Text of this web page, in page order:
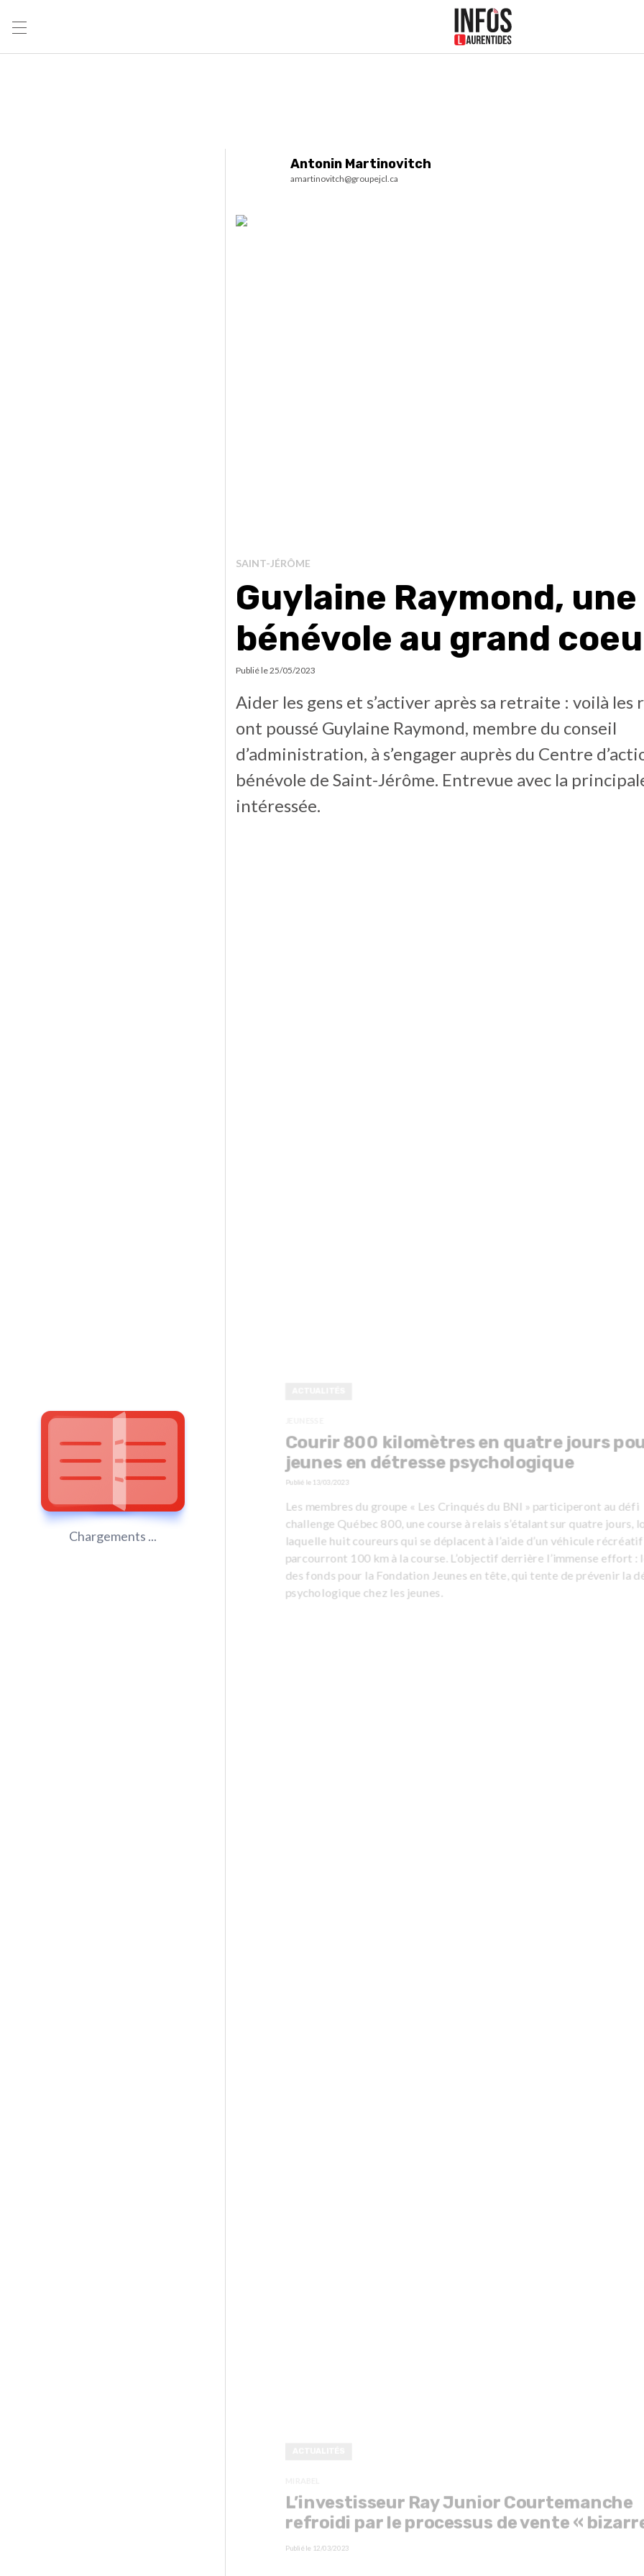
Chargements ...
Antonin Martinovitch
amartinovitch@groupejcl.ca
SAINT-JÉRÔME
Guylaine Raymond, une
bénévole au grand
Publié le25/05/2023
Aider les gens et s’activer après sa retraite : voilà les
ont poussé Guylaine Raymond, membre du conseil
d’administration, à s’engager auprès du Centre
bénévole de Saint-Jérôme. Entrevue avec la
intéressée.
Courir 800 kilomètres en quatre jours
jeunes en détresse psychologique
Publié le 13/03/2023
Les membres du groupe « Les Crinqués du BNI » participeront au défi
challenge Québec 800, une course à relais s’étalant sur quatre jours,
laquelle huit coureurs qui se déplacent à l’aide d’un véhicule récréatif
parcourront 100 km à la course. L’objectif derrière l’immense effort :
des fonds pour la Fondation Jeunes en tête, qui tente de prévenir la
psychologique chez les jeunes.
L’investisseur Ray Junior Courtemanche
refroidi par le processus de vente «
Publié le 12/03/2023